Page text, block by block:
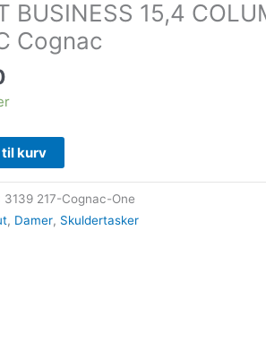
BUSINESS 15,4
Cognac
kurv
3139 217-Cognac-One
, Damer, Skuldertasker